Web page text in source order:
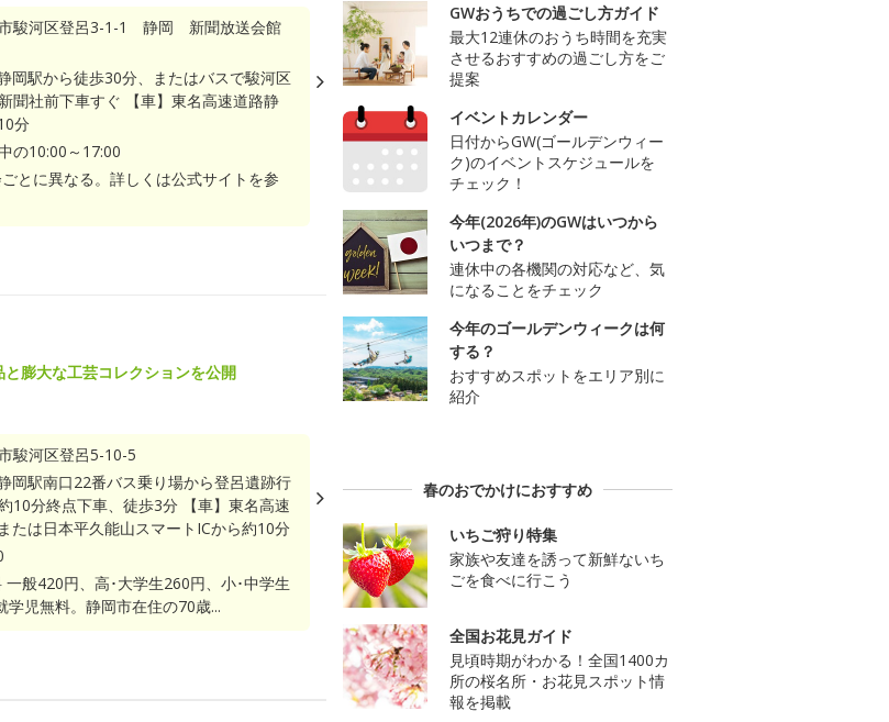
駿河区登呂3-1-1 静岡 新聞放送会館
静岡駅から徒歩30分、またはバスで駿河区
聞社前下車すぐ 【車】東名高速道路静
分
の10:00～17:00
とに異なる。詳しくは公式サイトを参
膨大な工芸コレクションを公開
駿河区登呂5-10-5
静岡駅南口22番バス乗り場から登呂遺跡行
10分終点下車、徒歩3分 【車】東名高速
たは日本平久能山スマートICから約10分
一般420円、高･大学生260円、小･中学生
学児無料。静岡市在住の70歳...
GWおうちでの過ごし方ガイド
最大12連休のおうち時間を充実
させるおすすめの過ごし方をご
提案
イベントカレンダー
日付からGW(ゴールデンウィー
ク)のイベントスケジュールを
チェック！
今年(2026年)のGWはいつから
いつまで？
連休中の各機関の対応など、気
になることをチェック
今年のゴールデンウィークは何
する？
おすすめスポットをエリア別に
紹介
春のおでかけにおすすめ
いちご狩り特集
家族や友達を誘って新鮮ないち
ごを食べに行こう
全国お花見ガイド
見頃時期がわかる！全国1400カ
所の桜名所・お花見スポット情
報を掲載